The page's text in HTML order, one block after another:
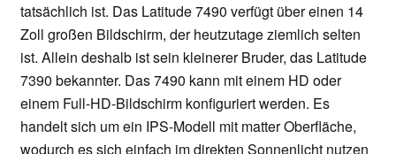
tatsächlich ist. Das Latitude 7490 verfügt über einen 14
Zoll großen Bildschirm, der heutzutage ziemlich selten
ist. Allein deshalb ist sein kleinerer Bruder, das Latitude
7390 bekannter. Das 7490 kann mit einem HD oder
einem Full-HD-Bildschirm konfiguriert werden. Es
handelt sich um ein IPS-Modell mit matter Oberfläche,
wodurch es sich einfach im direkten Sonnenlicht nutzen